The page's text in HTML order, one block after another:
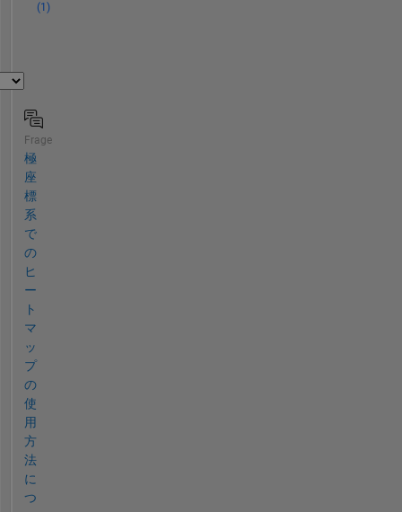
(1)
Frage
極
座
標
系
で
の
ヒ
ー
ト
マ
ッ
プ
の
使
用
方
法
に
つ